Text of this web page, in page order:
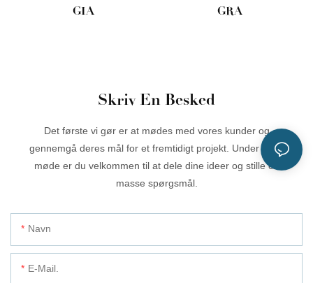
GIA GRA
Skriv En Besked
Det første vi gør er at mødes med vores kunder og
gennemgå deres mål for et fremtidigt projekt. Under dette
møde er du velkommen til at dele dine ideer og stille en
masse spørgsmål.
Navn
E-Mail.